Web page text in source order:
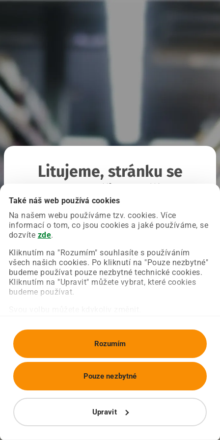
Také náš web používá cookies
Na našem webu používáme tzv. cookies. Více
informací o tom, co jsou cookies a jaké používáme, se
dozvíte zde.
Kliknutím na "Rozumím" souhlasíte s používáním
všech našich cookies. Po kliknutí na "Pouze nezbytné"
budeme používat pouze nezbytné technické cookies.
Kliknutím na "Upravit" můžete vybrat, které cookies
budeme používat.
Rozumím
Upravit
Pouze nezbytné
Litujeme, stránku se
Chyba nastala na naší straně a už ji opravujeme.
Zkuste prosím znovu načíst požadovanou stránku.
Obnovit stránku Úvodní strana